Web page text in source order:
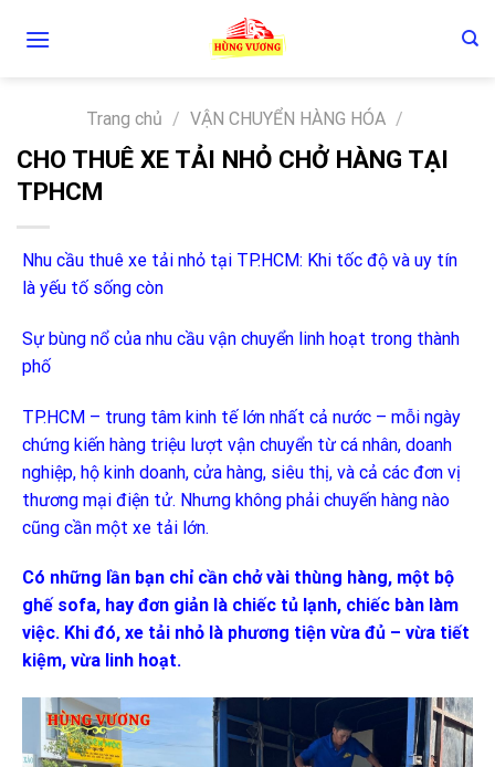
Trang chủ / VẬN CHUYỂN HÀNG HÓA /
CHO THUÊ XE TẢI NHỎ CHỞ HÀNG TẠI
TPHCM
Nhu cầu thuê xe tải nhỏ tại TP.HCM: Khi tốc độ và uy tín
là yếu tố sống còn
Sự bùng nổ của nhu cầu vận chuyển linh hoạt trong thành
phố
TP.HCM – trung tâm kinh tế lớn nhất cả nước – mỗi ngày
chứng kiến hàng triệu lượt vận chuyển từ cá nhân, doanh
nghiệp, hộ kinh doanh, cửa hàng, siêu thị, và cả các đơn vị
thương mại điện tử. Nhưng không phải chuyến hàng nào
cũng cần một xe tải lớn.
Có những lần bạn chỉ cần chở vài thùng hàng, một bộ
ghế sofa, hay đơn giản là chiếc tủ lạnh, chiếc bàn làm
việc. Khi đó, xe tải nhỏ là phương tiện vừa đủ – vừa tiết
kiệm, vừa linh hoạt.